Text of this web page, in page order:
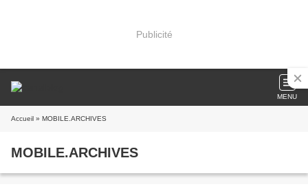
Publicité
MENU
Accueil » MOBILE.ARCHIVES
MOBILE.ARCHIVES